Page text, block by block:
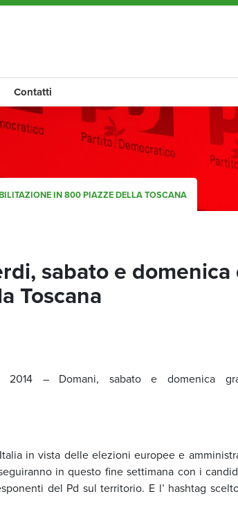
Contatti
IN 800 PIAZZE DELLA TOSCANA
sabato e domenica
Toscana
2014 – Domani, sabato e domenica
in vista delle elezioni europee e
in questo fine settimana con i
del Pd sul territorio. E l’ hashtag